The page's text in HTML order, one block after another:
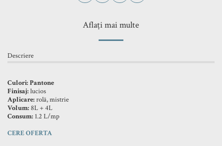
Aflați mai multe
Descriere
Culori: Pantone
Finisaj:lucios
Aplicare:rolă, mistrie
Volum:8L + 4L
Consum: 1.2 L/mp
CERE OFERTA